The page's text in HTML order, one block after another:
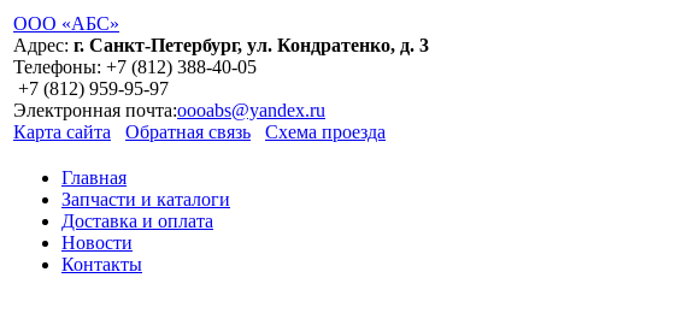
ООО «АБС»
Адрес: г. Санкт-Петербург, ул. Кондратенко, д. 3
Телефоны: +7 (812) 388-40-05
+7 (812) 959-95-97
Электронная почта:oooabs@yandex.ru
Карта сайта
Обратная связь Схема проезда
Главная
Запчасти и каталоги
Доставка и оплата
Новости
Контакты